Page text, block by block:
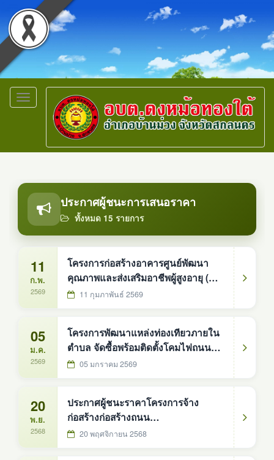
Toggle
navigation
ประกาศผู้ชนะการเสนอราคา
ทั้งหมด 15 รายการ
11
ก.พ.
2569
โครงการก่อสร้างอาคารศูนย์พัฒนา
คุณภาพและส่งเสริมอาชีพผู้สูงอายุ (
ศพอส. ) ตำบลดงหม้อทองใต้
11 กุมภาพันธ์ 2569
05
ม.ค.
2569
โครงการพัฒนาแหล่งท่องเทียวภายใน
ตำบล จัดซื้อพร้อมติดตั้งโคมไฟถนน
พลังงานแสงอาทิตย์แบบประกอบในชุด
ตำบลดงหม้อทองใต้ อำเภอบ้านม่วง
จังหวัดสกลนคร ตามบัญชีนวัตกรรม
ไทย รหัส ๐๗๐๑๐๐๑๔ สำนักงบประ
05 มกราคม 2569
20
พ.ย.
2568
ประกาศผู้ชนะราคาโครงการจ้าง
ก่อสร้างก่อสร้างถนน
คอนกรีตเสริมเหล็ก (รหัสทางหลวงท้อง
20 พฤศจิกายน 2568